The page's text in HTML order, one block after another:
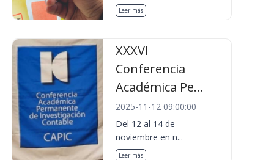
Leer más
XXXVI
Conferencia
Académica Pe...
2025-11-12 09:00:00
Del 12 al 14 de
noviembre en n...
Leer más